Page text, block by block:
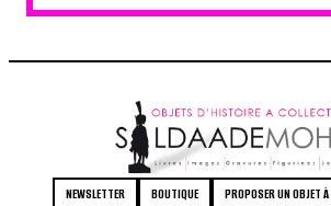
NEWSLETTER BOUTIQUE PROPOSER UN OBJET À